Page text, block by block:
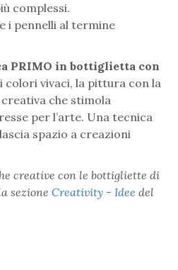
complessi.
i pennelli al termine
PRIMO in bottiglietta con
colori vivaci, la pittura con la
che stimola
per l’arte. Una tecnica
spazio a creazioni
creative con le bottigliette di
sezione Creativity - Idee del